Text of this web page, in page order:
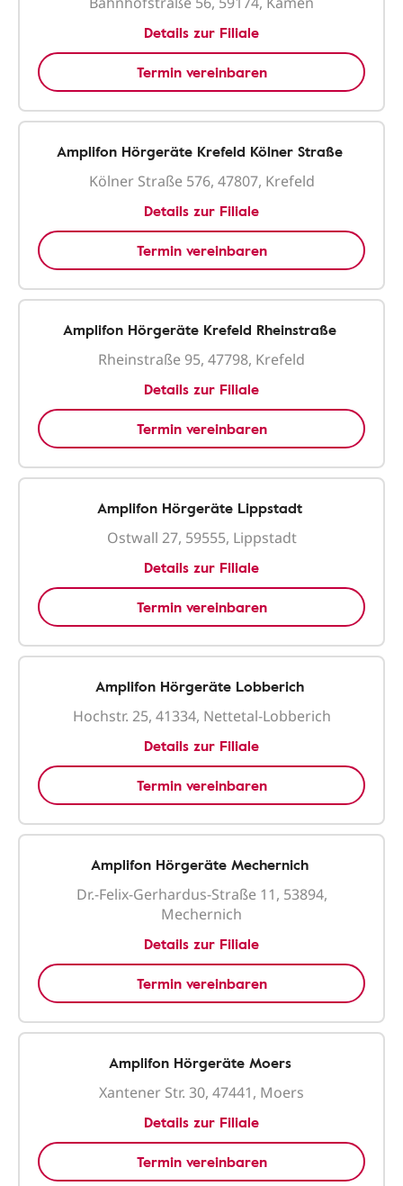
Details zur Filiale
Termin vereinbaren
Amplifon Hörgeräte Krefeld Kölner Straße
Kölner Straße 576, 47807, Krefeld
Details zur Filiale
Termin vereinbaren
Amplifon Hörgeräte Krefeld Rheinstraße
Rheinstraße 95, 47798, Krefeld
Details zur Filiale
Termin vereinbaren
Amplifon Hörgeräte Lippstadt
Ostwall 27, 59555, Lippstadt
Details zur Filiale
Termin vereinbaren
Amplifon Hörgeräte Lobberich
Hochstr. 25, 41334, Nettetal-Lobberich
Details zur Filiale
Termin vereinbaren
Amplifon Hörgeräte Mechernich
Dr.-Felix-Gerhardus-Straße 11, 53894,
Mechernich
Details zur Filiale
Termin vereinbaren
Amplifon Hörgeräte Moers
Xantener Str. 30, 47441, Moers
Details zur Filiale
Termin vereinbaren